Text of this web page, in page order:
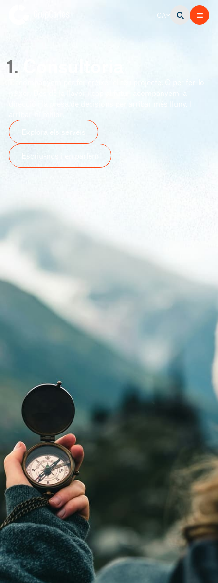
CA
1.
néixer. Des de la llavor i cap al futur, acompanyem la
direcció i la presa de decisions per arribar més lluny. I
Escriu-nos i en parlem